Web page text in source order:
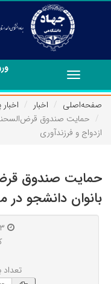
Toggle
navigation
صفحه‌اصلی
اخبار
اخبار
حمایت صندوق قرض‌السحنه
ازدواج و فرزندآوری
حمایت صندوق
بانوان دانشجو در
تعداد